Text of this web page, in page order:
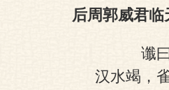
后周郭威君
谶
汉水竭，